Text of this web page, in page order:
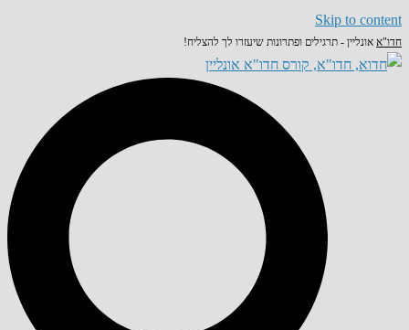
Skip to content
חדו"א אונליין - תרגילים ופתרונות שיעזרו לך להצליח!